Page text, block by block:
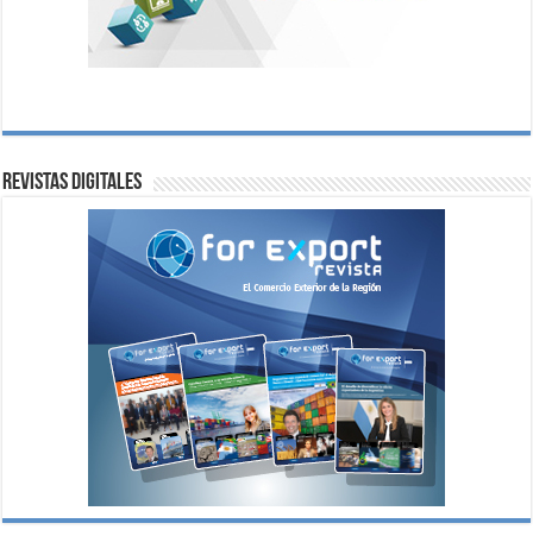
Revistas digitales